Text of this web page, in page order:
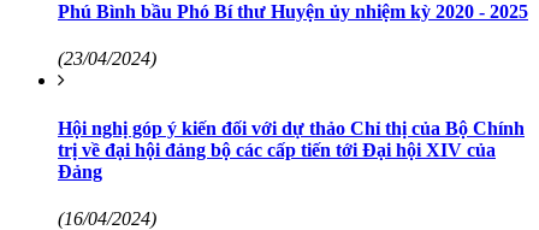
Phú Bình bầu Phó Bí thư Huyện ủy nhiệm kỳ 2020 - 2025
(23/04/2024)
Hội nghị góp ý kiến đối với dự thảo Chỉ thị của Bộ Chính
trị về đại hội đảng bộ các cấp tiến tới Đại hội XIV của
Đảng
(16/04/2024)